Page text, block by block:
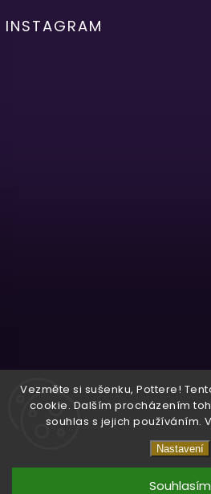
Vezměte si sušenku, Pottere!
cookie. Dalším procházením
souhlas s jejich používáním.
Nastavení
Souhlasím
INSTAGRAM
Sledovat na Instagramu
Copyright 2026Wizardo.
| DesignShoptak.cz.